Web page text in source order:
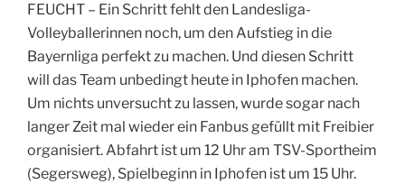
FEUCHT – Ein Schritt fehlt den Landesliga-
Volleyballerinnen noch, um den Aufstieg in die
Bayernliga perfekt zu machen. Und diesen Schritt
will das Team unbedingt heute in Iphofen machen.
Um nichts unversucht zu lassen, wurde sogar nach
langer Zeit mal wieder ein Fanbus gefüllt mit Freibier
organisiert. Abfahrt ist um 12 Uhr am TSV-Sportheim
(Segersweg), Spielbeginn in Iphofen ist um 15 Uhr.